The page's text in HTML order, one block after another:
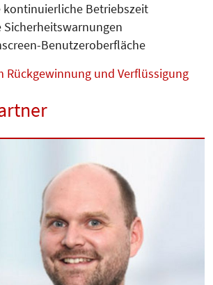
kontinuierliche Betriebszeit
Benutzeroberfläche
Rückgewinnung und Verflüssigung